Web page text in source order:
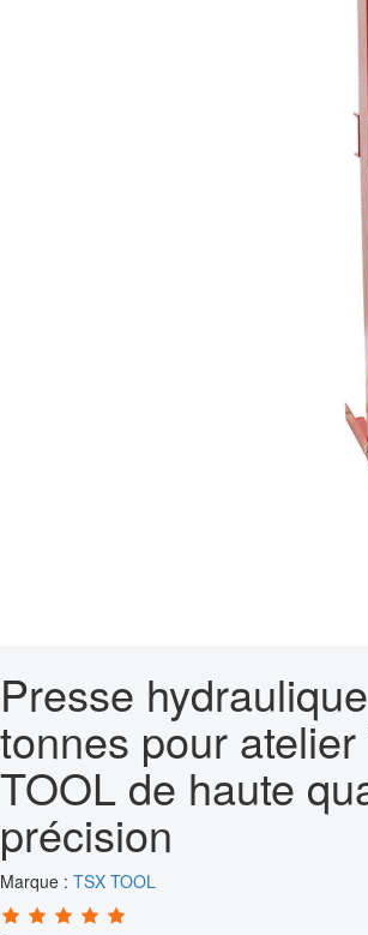
Presse
tonnes pour atelier
TOOL de haute
précision
Marque : TSX TOOL